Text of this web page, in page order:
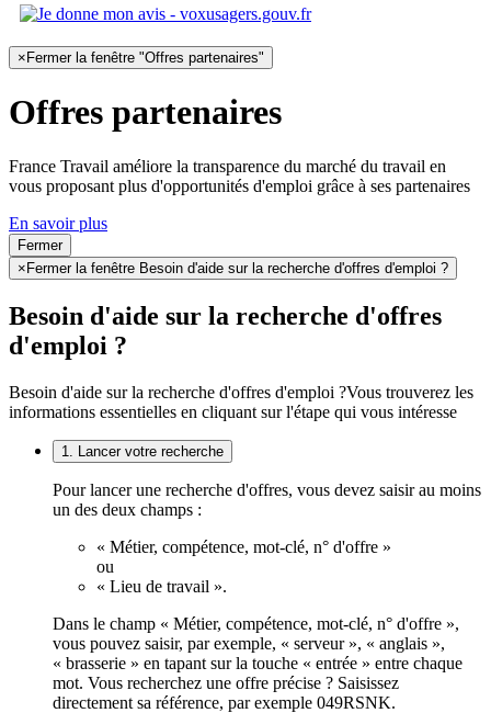
× Fermer la fenêtre "Offres partenaires"
Offres partenaires
France Travail améliore la transparence du marché du travail en
vous proposant plus d'opportunités d'emploi grâce à ses partenaires
En savoir plus
Fermer
× Fermer la fenêtre Besoin d'aide sur la recherche d'offres d'emploi ?
Besoin d'aide sur la recherche d'offres
d'emploi ?
Besoin d'aide sur la recherche d'offres d'emploi ?Vous trouverez les
informations essentielles en cliquant sur l'étape qui vous intéresse
1. Lancer votre recherche
Pour lancer une recherche d'offres, vous devez saisir au moins
un des deux champs :
« Métier, compétence, mot-clé, n° d'offre »
ou
« Lieu de travail ».
Dans le champ « Métier, compétence, mot-clé, n° d'offre »,
vous pouvez saisir, par exemple, « serveur », « anglais »,
« brasserie » en tapant sur la touche « entrée » entre chaque
mot. Vous recherchez une offre précise ? Saisissez
directement sa référence, par exemple 049RSNK.